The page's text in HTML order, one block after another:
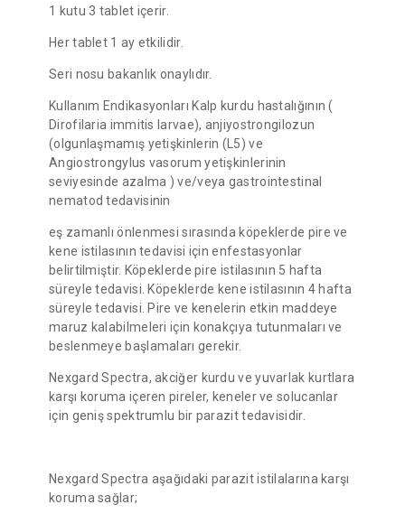
1 kutu 3 tablet içerir.
Her tablet 1 ay etkilidir.
Seri nosu bakanlık onaylıdır.
Kullanım Endikasyonları Kalp kurdu hastalığının (
Dirofilaria immitis larvae), anjiyostrongilozun
(olgunlaşmamış yetişkinlerin (L5) ve
Angiostrongylus vasorum yetişkinlerinin
seviyesinde azalma ) ve/veya gastrointestinal
nematod tedavisinin
eş zamanlı önlenmesi sırasında köpeklerde pire ve
kene istilasının tedavisi için enfestasyonlar
belirtilmiştir. Köpeklerde pire istilasının 5 hafta
süreyle tedavisi. Köpeklerde kene istilasının 4 hafta
süreyle tedavisi. Pire ve kenelerin etkin maddeye
maruz kalabilmeleri için konakçıya tutunmaları ve
beslenmeye başlamaları gerekir.
Nexgard Spectra, akciğer kurdu ve yuvarlak kurtlara
karşı koruma içeren pireler, keneler ve solucanlar
için geniş spektrumlu bir parazit tedavisidir.
Nexgard Spectra aşağıdaki parazit istilalarına karşı
koruma sağlar;